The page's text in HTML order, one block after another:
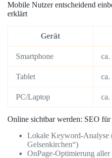
Mobile Nutzer entscheidend
erklärt
Gerät
Smartphone ca.
Tablet ca.
PC/Laptop ca.
Online sichtbar werden: SEO
Lokale Keyword-Analyse
Gelsenkirchen“)
OnPage-Optimierung aller